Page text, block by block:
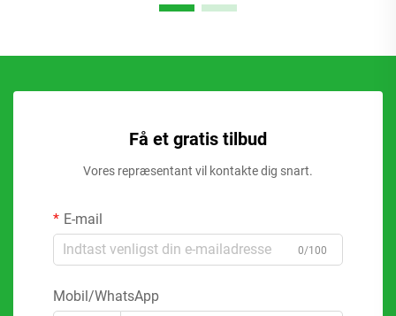
Få et gratis tilbud
Vores repræsentant vil kontakte dig snart.
E-mail
0/100
Mobil/WhatsApp